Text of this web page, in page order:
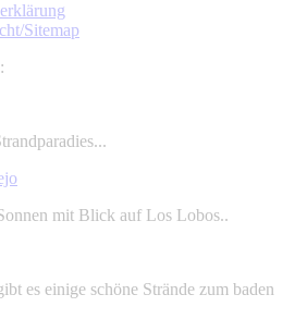
Sitemap
mit Blick auf Los Lobos..
es einige schöne Strände zum baden